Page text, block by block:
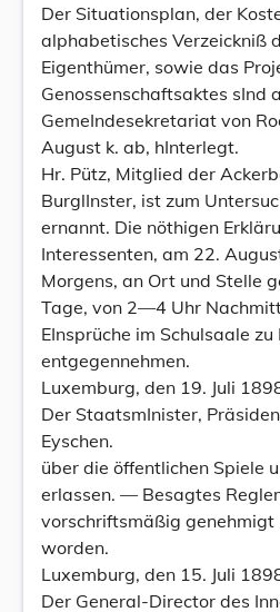
Der Situationsplan, der
alphabetisches Verzeickniß
Eigenthümer, sowie das
Genossenschaftsaktes sInd
GemeIndesekretariat von
August k. ab, hInterlegt.
Hr. Pütz, Mitglied der
BurglInster, ist zum
ernannt. Die nöthigen
Interessenten, am 22.
Morgens, an Ort und Stelle
Tage, von 2—4 Uhr
EInsprüche im Schulsaale
entgegennehmen.
Luxemburg, den 19. Juli
Der StaatsmInister,
Eyschen.
über die öffentlichen Spiele
erlassen. — Besagtes
vorschriftsmäßig
worden.
Luxemburg, den 15. Juli
Der General-Director des